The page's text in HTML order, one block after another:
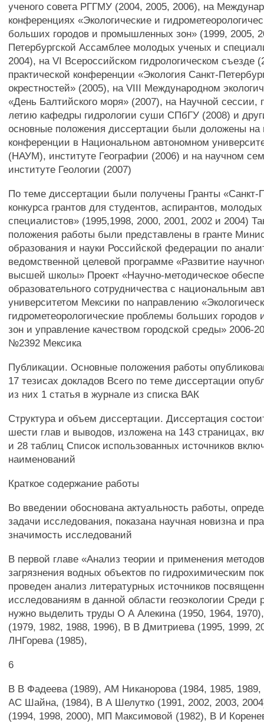
ученого совета РГГМУ (2004, 2005, 2006), на
конференциях «Экологические и
больших городов и промышленных зон» (1999, 2005,
Петербургской Ассамблее молодых ученых и
2004), на VI Всероссийском гидрологическом съезде
практической конференции «Экология Санкт-
окрестностей» (2005), на VIII Международном
«День Балтийского моря» (2007), на Научной сессии,
летию кафедры гидрологии суши СПбГУ (2008) и
основные положения диссертации были доложены на
конференции в Национальном автономном
(НАУМ), институте Географии (2006) и на научном
институте Геологии (2007)
По теме диссертации были получены Гранты «Санкт-
конкурса грантов для студентов, аспирантов,
специалистов» (1995,1998, 2000, 2001, 2002 и 2004)
положения работы были представлены в гранте
образования и науки Российской федерации по
ведомственной целевой программе «Развитие
высшей школы» Проект «Научно-методическое
образовательного сотрудничества с национальным
университетом Мексики по направлению
гидрометеорологические проблемы больших
зон и управление качеством городской среды»
№2392 Мексика
Публикации. Основные положения работы
17 тезисах докладов Всего по теме диссертации
из них 1 статья в журнале из списка ВАК
Структура и объем диссертации. Диссертация
шести глав и выводов, изложена на 143 страницах,
и 28 таблиц Список использованных источников
наименований
Краткое содержание работы
Во введении обоснована актуальность работы,
задачи исследования, показана научная новизна и
значимость исследований
В первой главе «Анализ теории и применения
загрязнения водных объектов по гидрохимическим
проведен анализ литературных источников
исследованиям в данной области геоэкологии Среди
нужно выделить труды О А Алекина (1950, 1964,
(1979, 1982, 1988, 1996), В В Дмитриева (1995, 1999,
ЛНГорева (1985),
6
В В Фадеева (1989), AM Никанорова (1984, 1985, 1989,
АС Шайна, (1984), В А Шелутко (1991, 2002, 2003,
(1994, 1998, 2000), МП Максимовой (1982), В И